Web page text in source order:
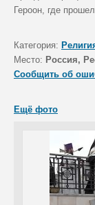
Героон, где
Категория:
Место: Россия,
Сообщить об
Ещё фото